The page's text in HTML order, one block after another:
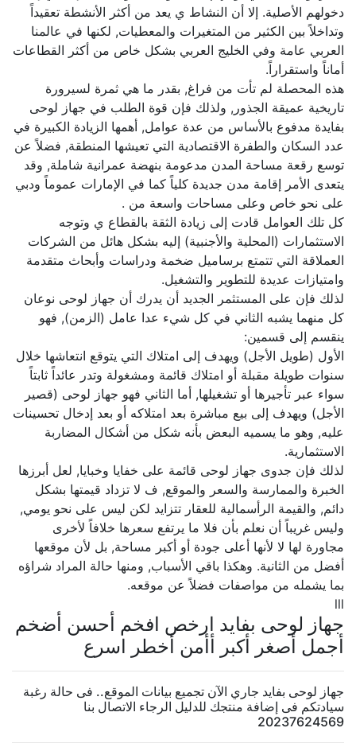
دخولهم الأصلية. إلا أن النشاط ي يعد من أكثر الأنشطة تعقيداً
وتداخلاً بين الكثير من المتغيرات والمعطيات, لكنها في عالمنا
العربي عامة وفي الخليج العربي بشكل خاص من أكثر القطاعات
أماناً واستقراراً.
هذه المحصلة لم تأت من فراغ, بقدر ما هي ثمرة لسيرورة
تاريخية عميقة الجذور, ولذلك فإن قوة الطلب في جهاز لوحى
بفايدة مدفوع بالأساس من عدة عوامل, أهمها الزيادة الكبيرة في
عدد السكان والطفرة الاقتصادية التي تعيشها المنطقة, فضلاً عن
توسع رقعة مساحة المدن مدعومة بنهضة عمرانية شاملة, وقد
يتعدى الأمر إقامة مدن جديدة كلياً كما في الإمارات عموماً ودبي
على نحو خاص وعلى مساحات واسعة من .
كل تلك العوامل قادت إلى زيادة الثقة بالقطاع ي وتوجه
الاستثمارات (المحلية والأجنبية) إليه بشكل هائل من الشركات
العملاقة التي تتمتع برساميل ضخمة ودراسات وأبحاث متقدمة
وامتيازات عديدة للتطوير والتشغيل.
لذلك فإن على المستثمر الجديد أن يدرك أن جهاز لوحى نوعان
كل منهما يشبه الثاني في كل شيء عدا عامل (الزمن), فهو
ينقسم إلى قسمين:
الأول (طويل الأجل) ويهدف إلى امتلاك التي يتوقع انتعاشها خلال
سنوات طويلة مقبلة أو امتلاك قائمة ومشغولة وتدر عائداً ثابتاً
سواء عبر تأجيرها أو تشغيلها, أما الثاني فهو جهاز لوحى (قصير
الأجل) ويهدف إلى بيع مباشرة بعد امتلاكه أو بعد إدخال تحسينات
عليه, وهو ما يسميه البعض بأنه شكل من أشكال المضاربة
الاستثمارية.
لذلك فإن جدوى جهاز لوحى قائمة على خفايا وخبايا, لعل أبرزها
الخبرة والممارسة والسعر والموقع, ف لا تزداد قيمتها بشكل
دائم, والقيمة الرأسمالية للعقار تتزايد لكن ليس على نحو يومي,
وليس غريباً أن نعلم بأن فلا ما يرتفع سعرها خلافاً لأخرى
مجاورة لها لا لأنها أعلى جودة أو أكبر مساحة, بل لأن موقعها
أفضل من الثانية. وهكذا باقي الأسباب, ومنها حالة المراد شراؤه
بما يشمله من مواصفات فضلاً عن موقعه.
جهاز لوحى بفايد ارخص افخم أحسن أضخم
أجمل أصغر أكبر أأمن أخطر اسرع
جهاز لوحى بفايد جاري الآن تجميع بيانات الموقع.. فى حالة رغبة
سيادتكم فى إضافة منتجك للدليل الرجاء الاتصال بنا
20237624569